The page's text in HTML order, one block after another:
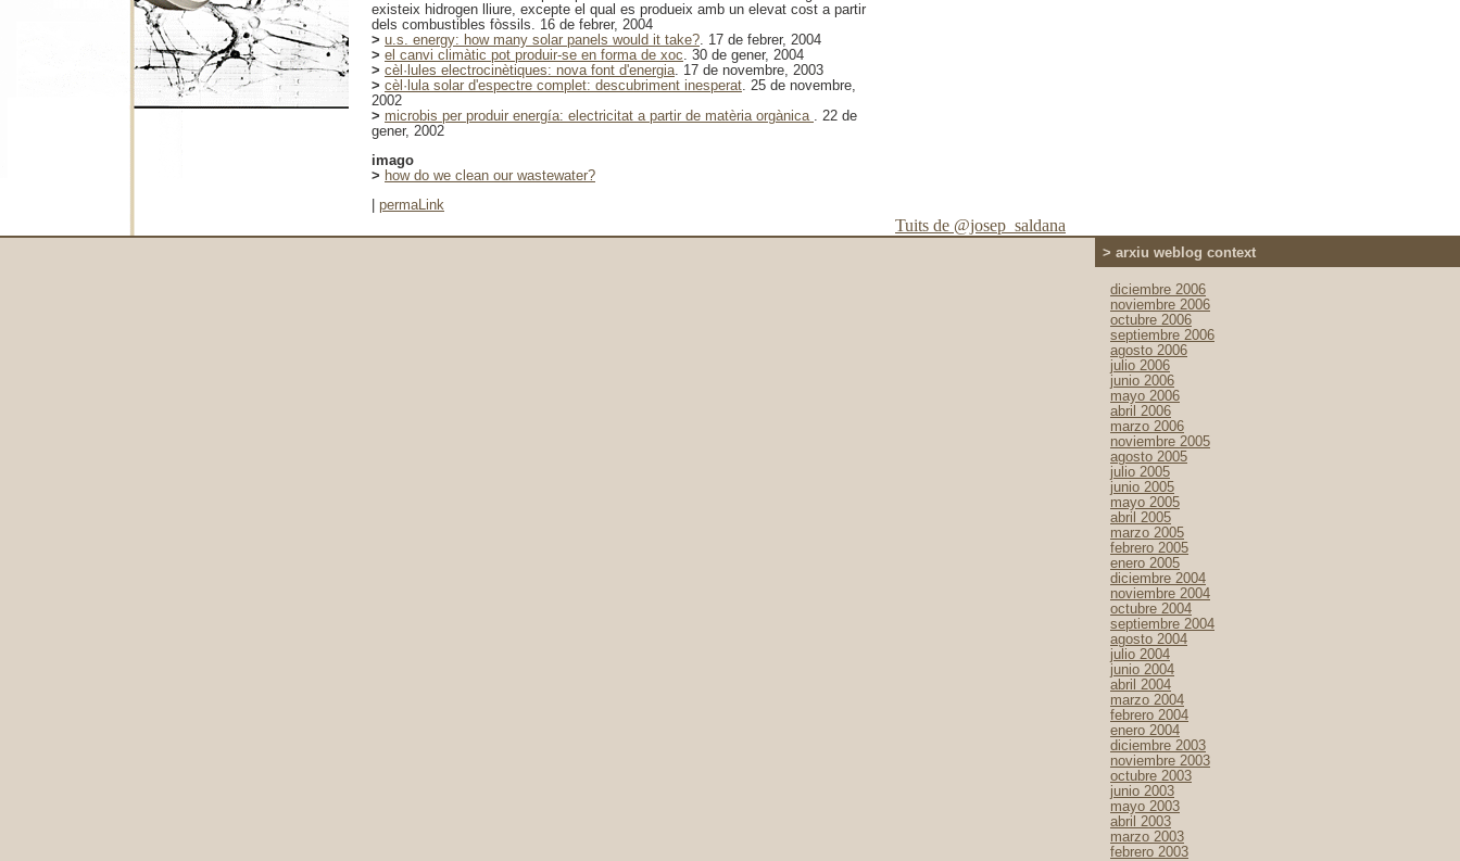
existeix hidrogen lliure, excepte el qual es produeix amb un elevat cost a partir
dels combustibles fòssils. 16 de febrer, 2004
> u.s. energy: how many solar panels would it take?. 17 de febrer, 2004
> el canvi climàtic pot produir-se en forma de xoc. 30 de gener, 2004
> cèl·lules electrocinètiques: nova font d'energia. 17 de novembre, 2003
> cèl·lula solar d'espectre complet: descubriment inesperat. 25 de novembre,
2002
> microbis per produir energía: electricitat a partir de matèria orgànica . 22 de
gener, 2002
imago
> how do we clean our wastewater?
permaLink
Tuits de @josep_saldana
> arxiu weblog context
diciembre 2006
noviembre 2006
octubre 2006
septiembre 2006
agosto 2006
julio 2006
junio 2006
mayo 2006
abril 2006
marzo 2006
noviembre 2005
agosto 2005
julio 2005
junio 2005
mayo 2005
abril 2005
marzo 2005
febrero 2005
enero 2005
diciembre 2004
noviembre 2004
octubre 2004
septiembre 2004
agosto 2004
julio 2004
junio 2004
abril 2004
marzo 2004
febrero 2004
enero 2004
diciembre 2003
noviembre 2003
octubre 2003
junio 2003
mayo 2003
abril 2003
marzo 2003
febrero 2003